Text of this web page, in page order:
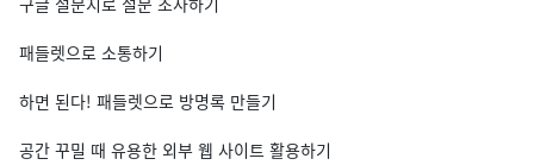
패들렛으로 소통하기
하면 된다! 패들렛으로 방명록 만들기
공간 꾸밀 때 유용한 외부 웹 사이트 활용하기